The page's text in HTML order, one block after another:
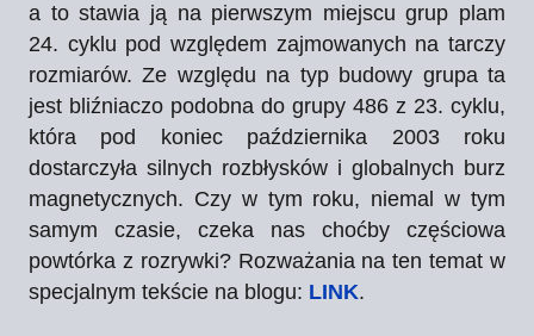
a to stawia ją na pierwszym miejscu grup plam
24. cyklu pod względem zajmowanych na tarczy
rozmiarów. Ze względu na typ budowy grupa ta
jest bliźniaczo podobna do grupy 486 z 23. cyklu,
która pod koniec października 2003 roku
dostarczyła silnych rozbłysków i globalnych burz
magnetycznych. Czy w tym roku, niemal w tym
samym czasie, czeka nas choćby częściowa
powtórka z rozrywki? Rozważania na ten temat w
specjalnym tekście na blogu: LINK.